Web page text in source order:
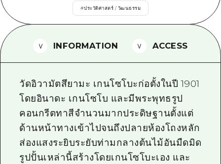
ประวัติศาสตร์ / วัฒนธรรม
ธรรมชาติ
ชิมาเนะ
บริการรับฝากและจัดส่งสัมภาระ
ไกด์อาสาสมัครไ
วิดีโอฮิโรชิม่า
คำถามที่พบบ่อย
ดาวน์โหลดรูปภาพ
#ประวัติศาสตร์ / วัฒนธรรม
INFORMATION ACCESS
วัดอิวามัตสึยามะ เกนโซโบะก่อตั้งในปี 1901
โดยอินาดะ เกนโซโบ และมีพระพุทธรูป
คอนกรีตทาสีจำนวนมากประดิษฐานตั้งแต่
ด้านหน้าทางเข้าไปจนถึงปลายห้องโถงหลัก
ส่องแสงระยิบระยับท่ามกลางต้นไม้อันมืดมิด
รูปปั้นเหล่านี้สร้างโดยเกนโซโบะเอง และ